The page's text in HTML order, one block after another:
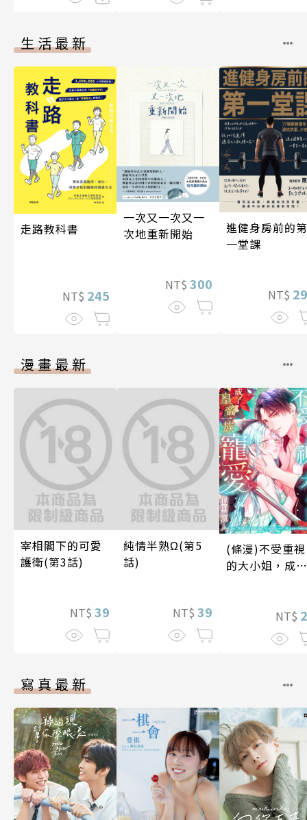
生活最新
走路教科書
NT$ 245
一次又一次又一
次地重新開始
NT$ 300
進健身房前的第
一堂課
NT$
漫畫最新
宰相閣下的可愛
護衛(第3話)
NT$ 39
純情半熟Ω(第5
話)
NT$ 39
(條漫)不受重視
的大小姐，成了
NT$
寫真最新